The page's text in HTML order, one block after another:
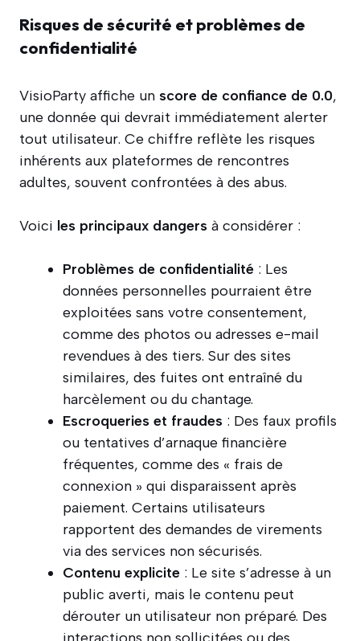
Risques de sécurité et problèmes de
confidentialité
VisioParty affiche un score de confiance de 0.0,
une donnée qui devrait immédiatement alerter
tout utilisateur. Ce chiffre reflète les risques
inhérents aux plateformes de rencontres
adultes, souvent confrontées à des abus.
Voici les principaux dangers à considérer :
Problèmes de confidentialité : Les
données personnelles pourraient être
exploitées sans votre consentement,
comme des photos ou adresses e-mail
revendues à des tiers. Sur des sites
similaires, des fuites ont entraîné du
harcèlement ou du chantage.
Escroqueries et fraudes : Des faux profils
ou tentatives d’arnaque financière
fréquentes, comme des « frais de
connexion » qui disparaissent après
paiement. Certains utilisateurs
rapportent des demandes de virements
via des services non sécurisés.
Contenu explicite : Le site s’adresse à un
public averti, mais le contenu peut
dérouter un utilisateur non préparé. Des